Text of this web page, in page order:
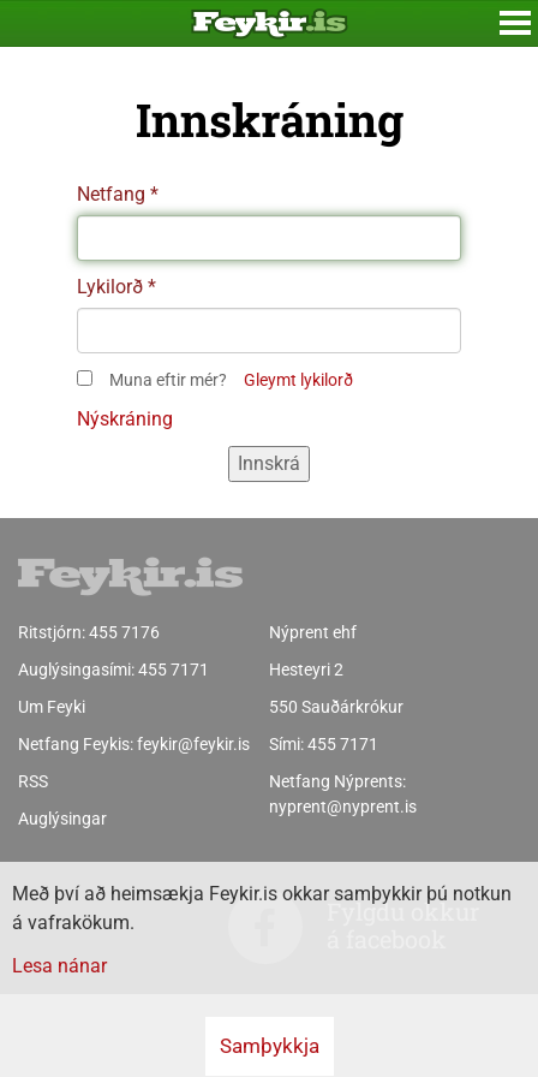
Innskráning
Netfang
Lykilorð
Muna eftir mér? Gleymt lykilorð
Nýskráning
Ritstjórn:455 7176
Auglýsingasími:455 7171
Um Feyki
Netfang Feykis:feykir@feykir.is
RSS
Auglýsingar
Nýprent ehf
Hesteyri 2
550 Sauðárkrókur
Sími:455 7171
Netfang Nýprents:
nyprent@nyprent.is
Fylgdu okkur
Með því að heimsækja Feykir.is okkar samþykkir þú notkun
á vafrakökum.
Lesa nánar
Samþykkja